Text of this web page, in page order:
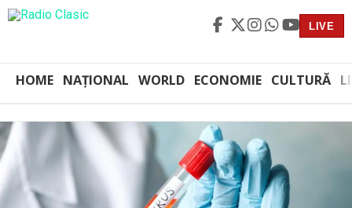
LIVE
HOME NAȚIONAL WORLD ECONOMIE CULTURĂ